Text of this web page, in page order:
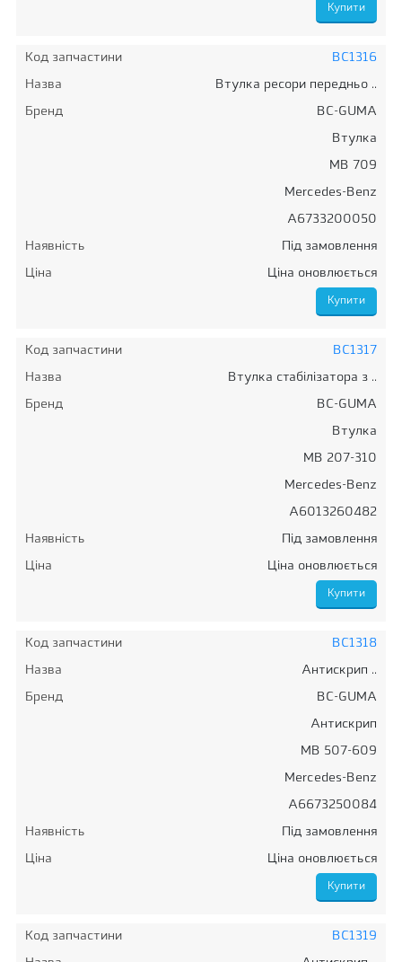
Код запчастини
BC1316
Назва
Втулка ресори передньо ..
Бренд
BC-GUMA
Втулка
MB 709
Mercedes-Benz
A6733200050
Наявність
Під замовлення
Ціна
Ціна оновлюється
Код запчастини
BC1317
Назва
Втулка стабілізатора з ..
Бренд
BC-GUMA
Втулка
MB 207-310
Mercedes-Benz
A6013260482
Наявність
Під замовлення
Ціна
Ціна оновлюється
Код запчастини
BC1318
Назва
Антискрип ..
Бренд
BC-GUMA
Антискрип
MB 507-609
Mercedes-Benz
A6673250084
Наявність
Під замовлення
Ціна
Ціна оновлюється
Код запчастини
BC1319